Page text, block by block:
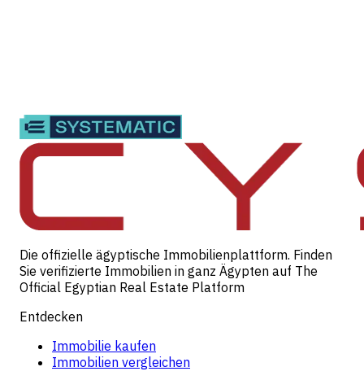
Die offizielle ägyptische Immobilienplattform. Finden
Sie verifizierte Immobilien in ganz Ägypten auf The
Official Egyptian Real Estate Platform
Entdecken
Immobilie kaufen
Immobilien vergleichen